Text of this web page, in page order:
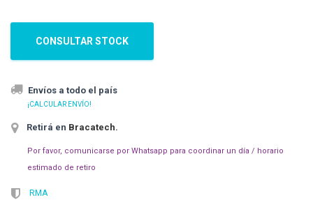
CONSULTAR STOCK
Envíos a todo el país
¡CALCULAR ENVÍO!
Retirá en Bracatech.
Por favor, comunicarse por Whatsapp para coordinar un día / horario
estimado de retiro
RMA